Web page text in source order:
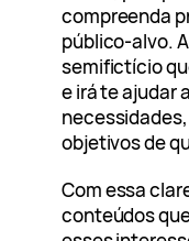
compreenda
público-alvo.
semifictício
e irá te ajudar
objetivos de
Com essa
conteúdos